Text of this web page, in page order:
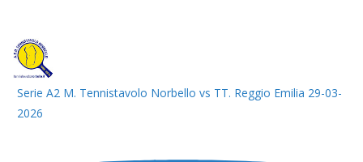
Serie A2 M. Tennistavolo Norbello vs TT. Reggio Emilia 29-03-
2026